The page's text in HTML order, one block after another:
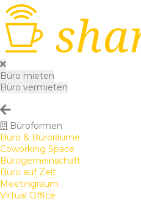
Büro mieten
Büro vermieten
Büroformen
Büro & Büroräume
Coworking Space
Bürogemeinschaft
Büro auf Zeit
Meetingraum
Virtual Office